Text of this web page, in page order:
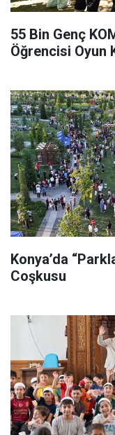
55 Bin Genç
Öğrencisi Oyun
Konya’da
Coşkusu